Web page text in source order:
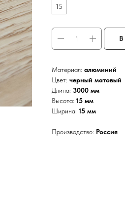
15
В
Материал: алюминий
Цвет: черный матовый
Длина: 3000 мм
Высота: 15 мм
Ширина: 15 мм
Производство: Россия